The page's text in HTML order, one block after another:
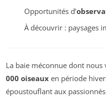
Opportunités d’
À découvrir : paysages
La baie méconnue dont nous
000 oiseaux en période
époustouflant aux